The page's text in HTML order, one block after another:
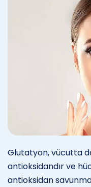
Glutatyon, vücutta
antioksidandır ve
antioksidan